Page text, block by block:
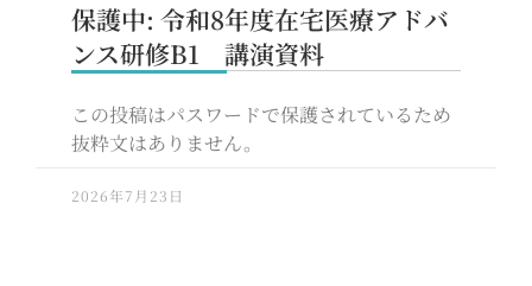
保護中: 令和8年度在宅医療アドバ
ンス研修B1 講演資料
この投稿はパスワードで保護されているため
抜粋文はありません。
2026年7月23日